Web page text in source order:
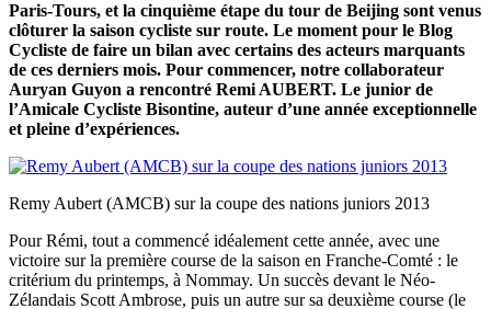
Paris-Tours, et la cinquième étape du tour de Beijing sont venus
clôturer la saison cycliste sur route. Le moment pour le Blog
Cycliste de faire un bilan avec certains des acteurs marquants
de ces derniers mois. Pour commencer, notre collaborateur
Auryan Guyon a rencontré Remi AUBERT. Le junior de
l’Amicale Cycliste Bisontine, auteur d’une année exceptionnelle
et pleine d’expériences.
Remy Aubert (AMCB) sur la coupe des nations juniors 2013
Pour Rémi, tout a commencé idéalement cette année, avec une
victoire sur la première course de la saison en Franche-Comté : le
critérium du printemps, à Nommay. Un succès devant le Néo-
Zélandais Scott Ambrose, puis un autre sur sa deuxième course (le